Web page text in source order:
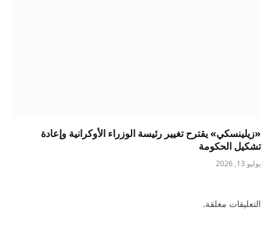
«زيلينسكي» يقترح تغيير رئيسة الوزراء الأوكرانية وإعادة
تشكيل الحكومة
يوليو 13, 2026
التعليقات مغلقة.